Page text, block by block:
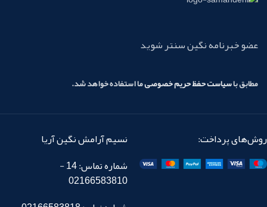
عضو خبرنامه نگین سنتر شوید
مطابق باسیاست حفظ حریم خصوصیما استفاده خواهد شد.
روش‌های پرداخت:
نسیم آرامش نگین آریا
شماره تماس: 14 -
02166583810